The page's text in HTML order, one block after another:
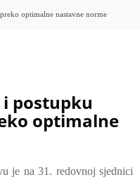
optimalne nastavne norme
postupku
optimalne
je na 31. redovnoj sjednici